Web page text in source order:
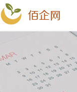
佰企网